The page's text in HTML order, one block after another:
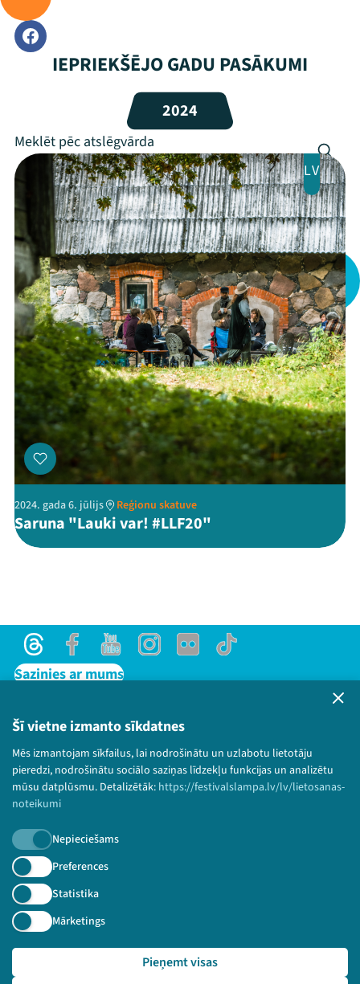
Šī vietne izmanto sīkdatnes
Mēs izmantojam sīkfailus, lai nodrošinātu un uzlabotu lietotāju
pieredzi, nodrošinātu sociālo saziņas līdzekļu funkcijas un analizētu
mūsu datplūsmu. Detalizētāk: https://festivalslampa.lv/lv/lietosanas-
noteikumi
Nepieciešams
Preferences
Statistika
Mārketings
Pieņemt visas
Jaunumi
Ziedo
Veikals
Kontakti
ThreadsFacebookYoutube
X Instagram
Flick TikTok
IEPRIEKŠĒJO GADU PASĀKUMI
2024
LV
2024. gada 6. jūlijs Reģionu skatuve
Saruna "Lauki var! #LLF20"
ThreadsFacebookYoutubeInstagram
Flick TikTok
Sazinies ar mums
Lietošanas noteikumi un sīkdatņu politika
Bērnu aizsardzības politika
© 2026 Sarunu festivāls LAMPA Visas tiesības
paturētas.
Piesakies jaunumiem!
Nepalaid garām aktuālāko informāciju!
Pieteikties